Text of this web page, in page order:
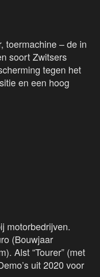
toermachine – de in
soort Zwitsers
tegen het
en een hoog
motorbedrijven.
(Bouwjaar
Alst “Tourer” (met
uit 2020 voor